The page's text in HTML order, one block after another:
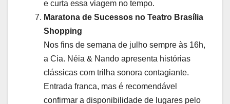
e curta essa viagem no tempo.
Maratona de Sucessos no Teatro Brasília
Shopping
Nos fins de semana de julho sempre às 16h,
a Cia. Néia & Nando apresenta histórias
clássicas com trilha sonora contagiante.
Entrada franca, mas é recomendável
confirmar a disponibilidade de lugares pelo